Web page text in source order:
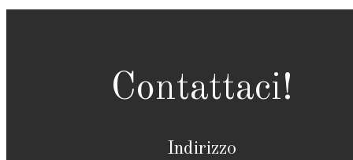
Contattaci!
Indirizzo